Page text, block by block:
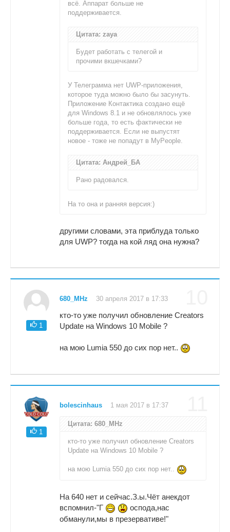
всё. Аппарат больше не
поддерживается.
Цитата: zaya
Будет работать с телегой и
прочими вкшечками?
У Телеграмма нет UWP-приложения,
которое туда можно было бы засунуть.
Приложение Контактика создано ещё
для Windows 8.1 и не обновлялось уже
больше года, то есть фактически не
поддерживается. Если не выпустят
новое - тоже не попадут в MyPeople.
Цитата: Андрей_БА
Рано радовался.
На то она и ранняя версия:)
другими словами, эта приблуда только
для UWP? тогда на кой ляд она нужна?
1
680_MHz 30 апреля 2017 в 17:33
кто-то уже получил обновление Creators
Update на Windows 10 Mobile ?
на мою Lumia 550 до сих пор нет..
1
bolescinhaus 1 мая 2017 в 17:37
Цитата: 680_MHz
кто-то уже получил обновление Creators
Update на Windows 10 Mobile ?
на мою Lumia 550 до сих пор нет..
На 640 нет и сейчас.З.ы.Чёт анекдот
вспомнил-"Г
оспода,нас
обманули,мы в презервативе!"